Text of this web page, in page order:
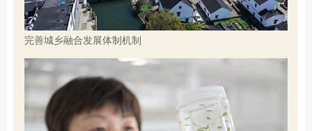
完善城乡融合发展体制机制